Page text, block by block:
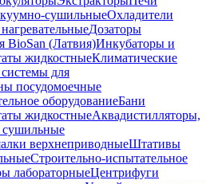
сушильныеОхладители
Дозаторы
BioSan (Латвия)Инкубаторы и
жидкостныеКлиматические
для
посудомоечные
оборудованиеБани
жидкостныеАквадистилляторы,
верхнеприводныеШтативы
Строительно-испытательное
лабораторныеЦентрифуги